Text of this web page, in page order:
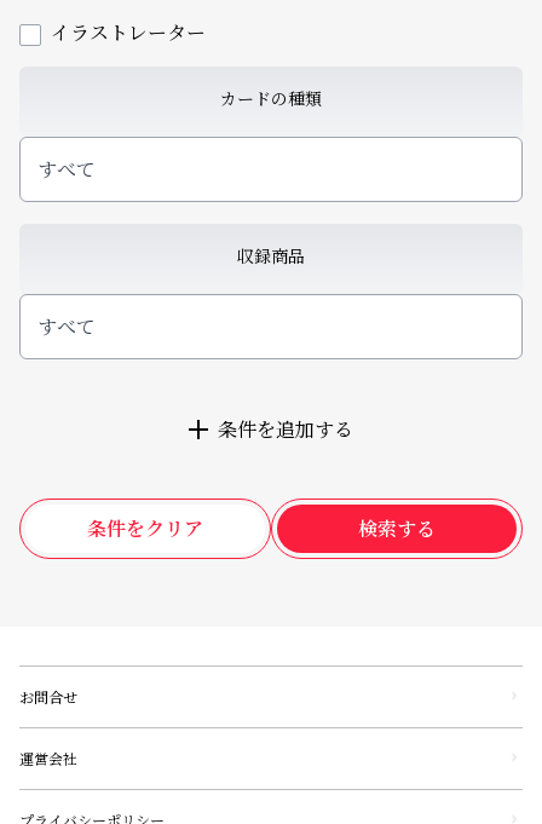
イラストレーター
カードの種類
すべて
収録商品
すべて
条件を追加する
条件をクリア 検索する
お問合せ
運営会社
プライバシーポリシー